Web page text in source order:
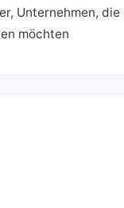
Unternehmen, die
möchten